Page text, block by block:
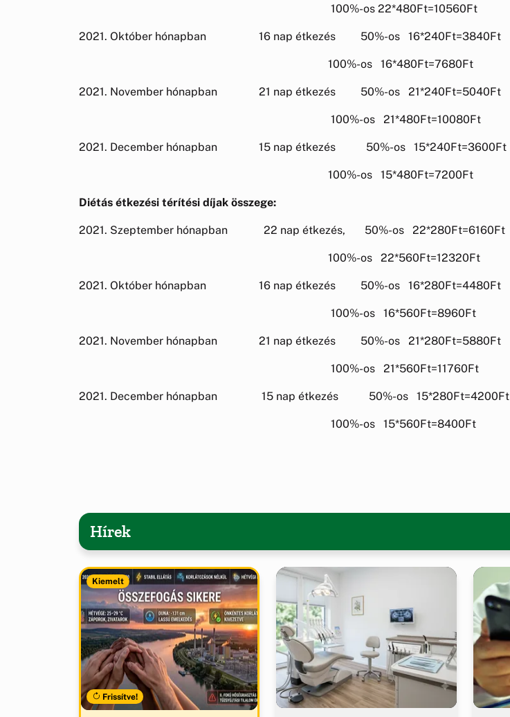
100%-os 22*480Ft=10560Ft
2021. Október hónapban 16 nap étkezés 50%-os 16*240Ft=3840Ft
100%-os 16*480Ft=7680Ft
2021. November hónapban 21 nap étkezés 50%-os 21*240Ft=5040Ft
100%-os 21*480Ft=10080Ft
2021. December hónapban 15 nap étkezés 50%-os 15*240Ft=3600Ft
100%-os 15*480Ft=7200Ft
Diétás étkezési térítési díjak összege:
2021. Szeptember hónapban 22 nap étkezés, 50%-os 22*280Ft=6160Ft
100%-os 22*560Ft=12320Ft
2021. Október hónapban 16 nap étkezés 50%-os 16*280Ft=4480Ft
100%-os 16*560Ft=8960Ft
2021. November hónapban 21 nap étkezés 50%-os 21*280Ft=5880Ft
100%-os 21*560Ft=11760Ft
2021. December hónapban 15 nap étkezés 50%-os 15*280Ft=4200Ft
100%-os 15*560Ft=8400Ft
Hírek
Kiemelt
Frissítve!